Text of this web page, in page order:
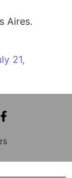
Aires.
21,